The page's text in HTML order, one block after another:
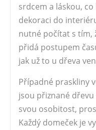
srdcem a láskou,
dekoraci do
nutné počítat s tím,
přidá postupem
jak už to u dřeva
Případné praskliny
jsou přiznané
svou osobitost,
Každý domeček je